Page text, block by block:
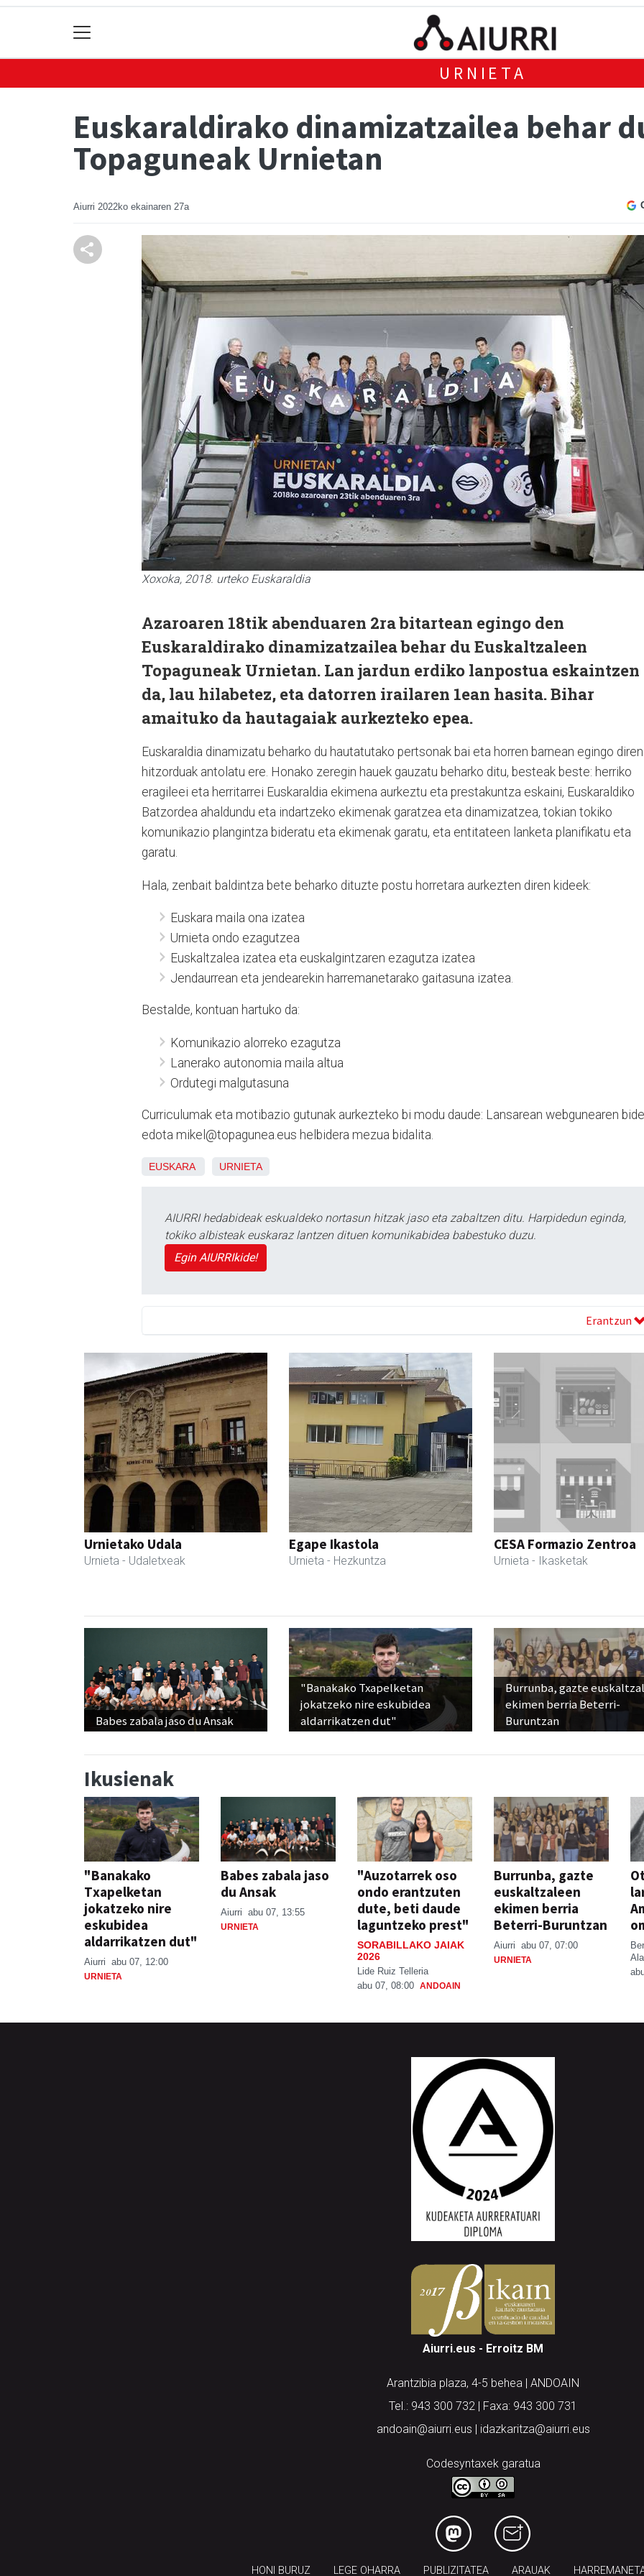
URNIETA
Euskaraldirako dinamizatzailea behar
Topaguneak Urnietan
Aiurri 2022ko ekainaren 27a
Xoxoka, 2018. urteko Euskaraldia
Azaroaren 18tik abenduaren 2ra bitartean egingo den
Euskaraldirako dinamizatzailea behar du Euskaltzaleen
Topaguneak Urnietan. Lan jardun erdiko lanpostua eskaintzen
da, lau hilabetez, eta datorren irailaren 1ean hasita. Bihar
amaituko da hautagaiak aurkezteko epea.
Euskaraldia dinamizatu beharko du hautatutako pertsonak bai eta horren barnean egingo diren
hitzorduak antolatu ere. Honako zeregin hauek gauzatu beharko ditu, besteak beste: herriko
eragileei eta herritarrei Euskaraldia ekimena aurkeztu eta prestakuntza eskaini, Euskaraldiko
Batzordea ahaldundu eta indartzeko ekimenak garatzea eta dinamizatzea, tokian tokiko
komunikazio plangintza bideratu eta ekimenak garatu, eta entitateen lanketa planifikatu eta
garatu.
Hala, zenbait baldintza bete beharko dituzte postu horretara aurkezten diren kideek:
Euskara maila ona izatea
Urnieta ondo ezagutzea
Euskaltzalea izatea eta euskalgintzaren ezagutza izatea
Jendaurrean eta jendearekin harremanetarako gaitasuna izatea.
Bestalde, kontuan hartuko da:
Komunikazio alorreko ezagutza
Lanerako autonomia maila altua
Ordutegi malgutasuna
Curriculumak eta motibazio gutunak aurkezteko bi modu daude: Lansarean webgunearen
edota mikel@topagunea.eus helbidera mezua bidalita.
EUSKARA URNIETA
AIURRI hedabideak eskualdeko nortasun hitzak jaso eta zabaltzen ditu. Harpidedun eginda,
tokiko albisteak euskaraz lantzen dituen komunikabidea babestuko duzu.
Egin AIURRIkide!
Erantzun
Urnietako Udala
Urnieta - Udaletxeak
Egape Ikastola
Urnieta - Hezkuntza
CESA Formazio Zentroa
Urnieta - Ikasketak
Babes zabala jaso du Ansak
"Banakako Txapelketan
jokatzeko nire eskubidea
aldarrikatzen dut"
Burrunba, gazte
ekimen berria Beterri-
Buruntzan
Ikusienak
"Banakako
Txapelketan
jokatzeko nire
eskubidea
aldarrikatzen dut"
Aiurri abu 07, 12:00
URNIETA
Babes zabala jaso
du Ansak
Aiurri abu 07, 13:55
URNIETA
"Auzotarrek oso
ondo erantzuten
dute, beti daude
laguntzeko prest"
SORABILLAKO JAIAK
2026
Lide Ruiz Telleria
abu 07, 08:00 ANDOAIN
Burrunba, gazte
euskaltzaleen
ekimen berria
Beterri-Buruntzan
Aiurri abu 07, 07:00
URNIETA
Aiurri.eus - Erroitz BM
Arantzibia plaza, 4-5 behea | ANDOAIN
Tel.: 943 300 732 | Faxa: 943 300 731
andoain@aiurri.eus | idazkaritza@aiurri.eus
Codesyntaxek garatua
HONI BURUZ LEGE OHARRA PUBLIZITATEA ARAUAK